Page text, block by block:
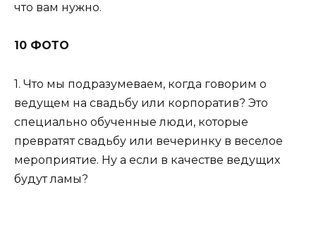
что вам нужно.
10 ФОТО
1. Что мы подразумеваем, когда говорим о
ведущем на свадьбу или корпоратив? Это
специально обученные люди, которые
превратят свадьбу или вечеринку в веселое
мероприятие. Ну а если в качестве ведущих
будут ламы?